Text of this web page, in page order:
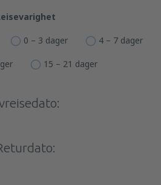
0 – 3 dager 4 – 7 dager
15 – 21 dager